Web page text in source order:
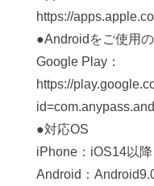
https://
●Androidをご使用
Google Play：
https://
●対応OS
iPhone：iOS14以降
Android：